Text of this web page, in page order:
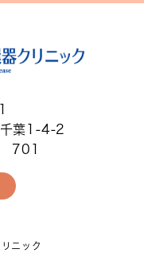
千葉1-4-2
701
ニック